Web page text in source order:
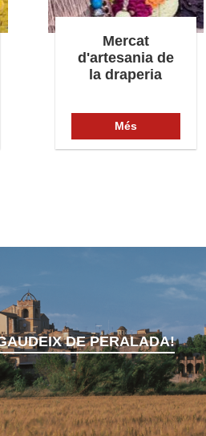
Mercat
d'artesania de
la draperia
Més
DE PERALADA!